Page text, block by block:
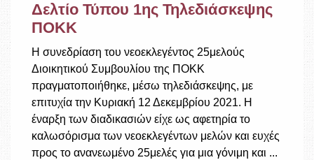
Δελτίο Τύπου 1ης Τηλεδιάσκεψης
ΠΟΚΚ
Η συνεδρίαση του νεοεκλεγέντος 25μελούς
Διοικητικού Συμβουλίου της ΠΟΚΚ
πραγματοποιήθηκε, μέσω τηλεδιάσκεψης, με
επιτυχία την Κυριακή 12 Δεκεμβρίου 2021. Η
έναρξη των διαδικασιών είχε ως αφετηρία το
καλωσόρισμα των νεοεκλεγέντων μελών και ευχές
προς το ανανεωμένο 25μελές για μια γόνιμη και ...